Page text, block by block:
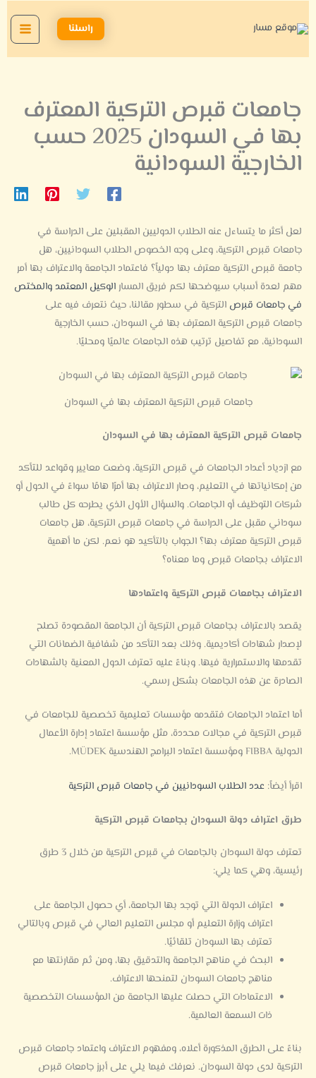
إلى
راسلنا
جامعات قبرص التركية المعترف
بها في السودان 2025 حسب
الخارجية السودانية
لعل أكثر ما يتساءل عنه الطلاب الدوليين المقبلين على الدراسة في
جامعات قبرص التركية، وعلى وجه الخصوص الطلاب السودانيين، هل
جامعة قبرص التركية معترف بها دولياً؟ فاعتماد الجامعة والاعتراف بها أمر
مهم لعدة أسباب سيوضحها لكم فريق المسارالوكيل المعتمد والمختص
في جامعات قبرص التركية في سطور مقالنا، حيث نتعرف فيه على
جامعات قبرص التركية المعترف بها في السودان، حسب الخارجية
السودانية، مع تفاصيل ترتيب هذه الجامعات عالميًا ومحليًا.
جامعات قبرص التركية المعترف بها في السودان
جامعات قبرص التركية المعترف بها في السودان
مع ازدياد أعداد الجامعات في قبرص التركية، وضعت معايير وقواعد للتأكد
من إمكانياتها في التعليم، وصار الاعتراف بها أمرًا هامًا سواءً في الدول أو
شركات التوظيف أو الجامعات. والسؤال الأول الذي يطرحه كل طالب
سوداني مقبل على الدراسة في جامعات قبرص التركية، هل جامعات
قبرص التركية معترف بها؟ الجواب بالتأكيد هو نعم. لكن ما أهمية
الاعتراف بجامعات قبرص وما معناه؟
الاعتراف بجامعات قبرص التركية واعتمادها
يقصد بالاعتراف بجامعات قبرص التركية أن الجامعة المقصودة تصلح
لإصدار شهادات أكاديمية. وذلك بعد التأكد من شفافية الضمانات التي
تقدمها والاستمرارية فيها. وبناءً عليه تعترف الدول المعنية بالشهادات
الصادرة عن هذه الجامعات بشكل رسمي.
أما اعتماد الجامعات فتقدمه مؤسسات تعليمية تخصصية للجامعات في
قبرص التركية في مجالات محددة، مثل مؤسسة اعتماد إدارة الأعمال
الدولية FIBBA ومؤسسة اعتماد البرامج الهندسية MÜDEK.
اقرأ أيضاً: عدد الطلاب السودانيين في جامعات قبرص التركية
طرق اعتراف دولة السودان بجامعات قبرص التركية
تعترف دولة السودان بالجامعات في قبرص التركية من خلال 3 طرق
رئيسية، وهي كما يلي:
اعتراف الدولة التي توجد بها الجامعة، أي حصول الجامعة على
اعتراف وزارة التعليم أو مجلس التعليم العالي في قبرص وبالتالي
تعترف بها السودان تلقائيًا.
البحث في مناهج الجامعة والتدقيق بها، ومن ثم مقارنتها مع
مناهج جامعات السودان لتمنحها الاعتراف.
الاعتمادات التي حصلت عليها الجامعة من المؤسسات التخصصية
ذات السمعة العالمية.
بناءً على الطرق المذكورة أعلاه، ومفهوم الاعتراف واعتماد جامعات قبرص
التركية لدى دولة السودان. نعرفك فيما يلي على أبرز جامعات قبرص